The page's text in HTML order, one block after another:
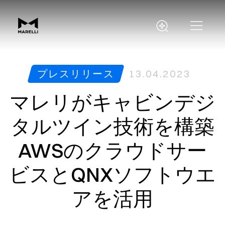
プレスリリース 13.04.2023
マレリがキャビンデジ
タルツイン技術を構築
AWSのクラウドサー
ビスとQNXソフトウエ
アを活用